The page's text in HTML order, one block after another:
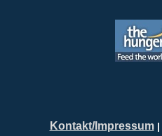
Kontakt/Impressum|